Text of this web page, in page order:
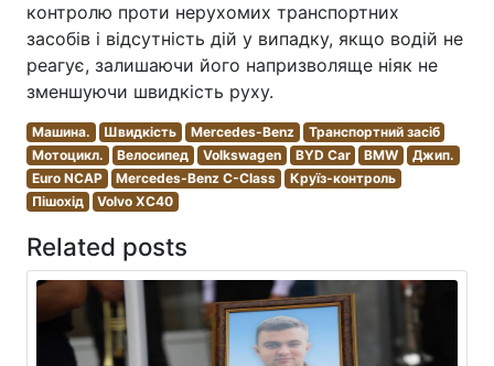
контролю проти нерухомих транспортних
засобів і відсутність дій у випадку, якщо водій не
реагує, залишаючи його напризволяще ніяк не
зменшуючи швидкість руху.
Машина. Швидкість Mercedes-Benz
Транспортний засіб
Мотоцикл.
Велосипед Volkswagen BYD Car BMW
Джип.
Euro NCAP
Mercedes-Benz C-Class
Круїз-контроль
Пішохід
Volvo XC40
Related posts